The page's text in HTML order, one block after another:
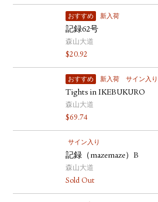
おすすめ 新入荷
記録62号
森山大道
$20.92
おすすめ 新入荷 サイン入り
Tights in IKEBUKURO
森山大道
$69.74
サイン入り
記録（mazemaze）B
森山大道
Sold Out